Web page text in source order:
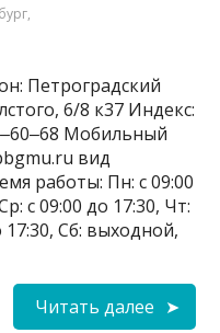
,
Петроградский
6/8 к37 Индекс:
Мобильный
вид
работы: Пн: с 09:00
с 09:00 до 17:30, Чт:
17:30, Сб: выходной,
Читать далее